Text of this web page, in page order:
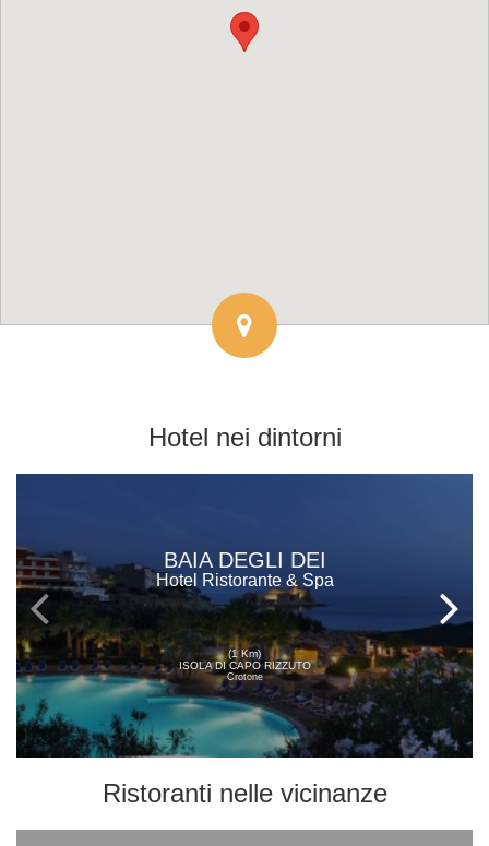
Hotel nei dintorni
BAIA DEGLI DEI
Hotel Ristorante & Spa
(1 Km)
ISOLA DI CAPO RIZZUTO
Crotone
Ristoranti nelle vicinanze